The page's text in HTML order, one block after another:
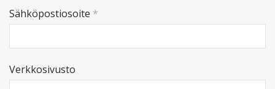
Sähköpostiosoite *
Verkkosivusto